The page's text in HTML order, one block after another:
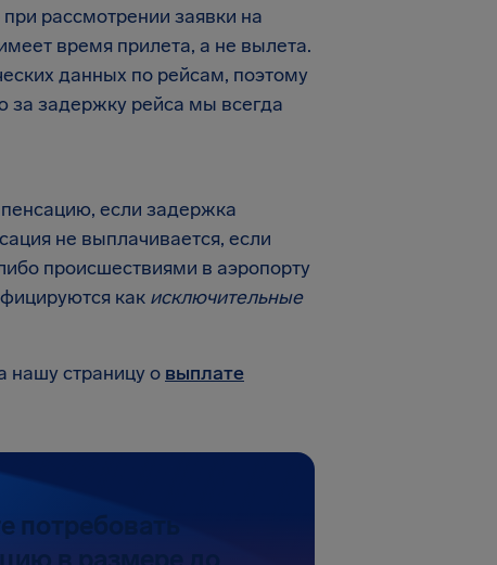
рассмотрении заявки на
время прилета, а не вылета.
данных по рейсам, поэтому
за задержку рейса мы всегда
если задержка
не выплачивается, если
происшествиями в аэропорту
как исключительные
нашу страницу о выплате